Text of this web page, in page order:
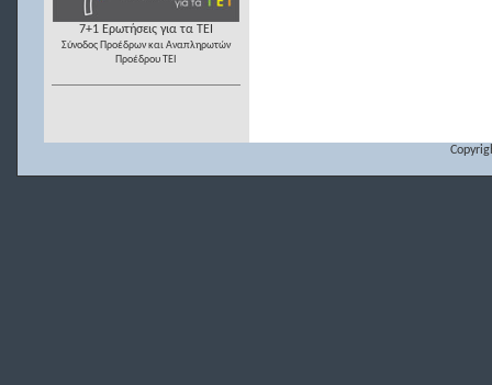
7+1 Ερωτήσεις για τα ΤΕΙ
Σύνοδος Προέδρων και Αναπληρωτών
Προέδρου ΤΕΙ